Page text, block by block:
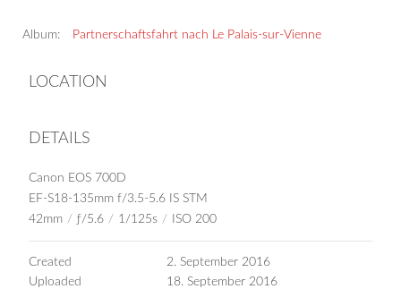
Album: Partnerschaftsfahrt nach Le Palais-sur-Vienne
LOCATION
DETAILS
Canon EOS 700D
EF-S18-135mm f/3.5-5.6 IS STM
42mm / ƒ/5.6 / 1/125s / ISO 200
Created
2. September 2016
Uploaded
18. September 2016